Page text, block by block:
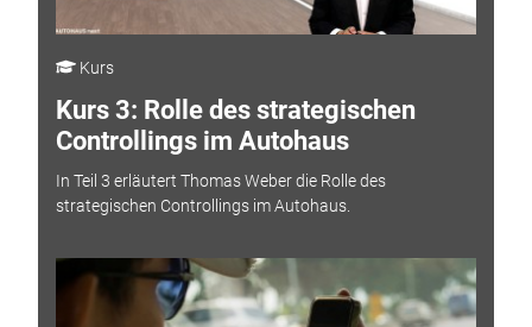
Kurs
Kurs 3: Rolle des strategischen
Controllings im Autohaus
In Teil 3 erläutert Thomas Weber die Rolle des
strategischen Controllings im Autohaus.